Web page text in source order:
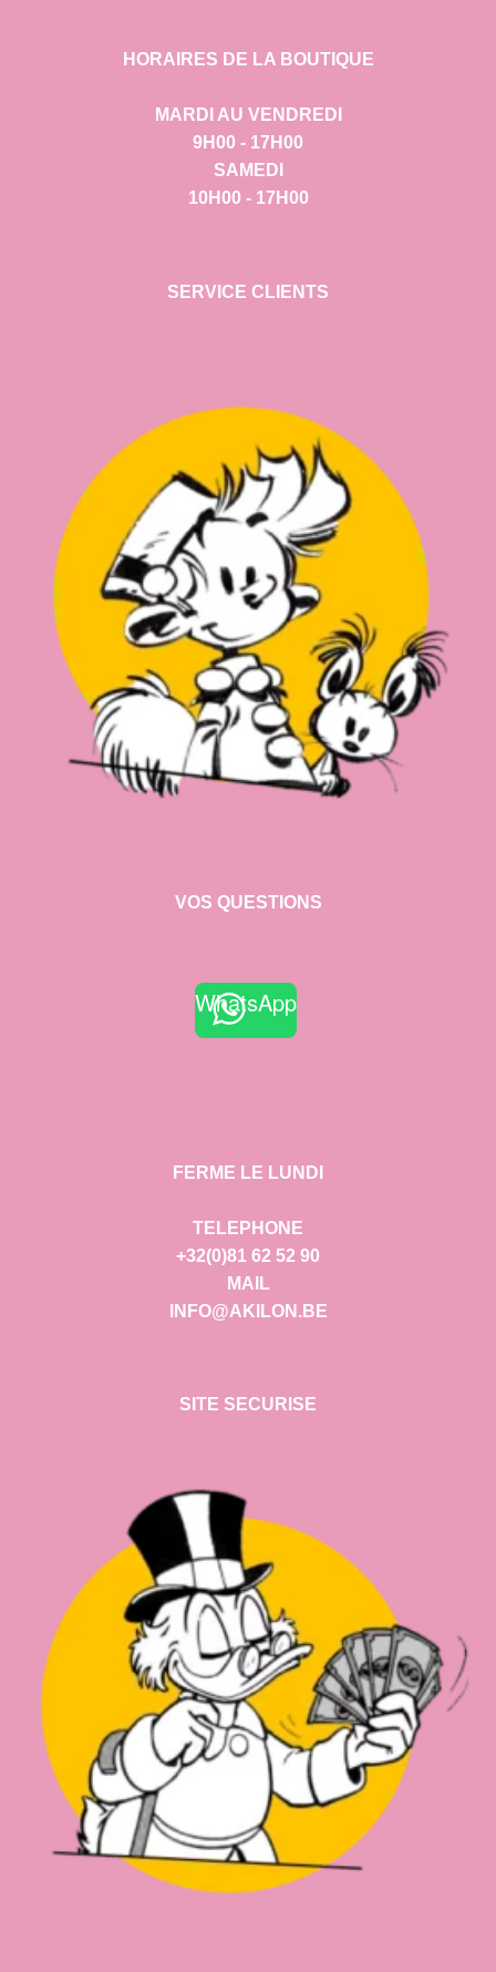
HORAIRES DE LA BOUTIQUE
MARDI AU VENDREDI
9H00 - 17H00
SAMEDI
10H00 - 17H00
SERVICE CLIENTS
VOS QUESTIONS
WhatsApp
FERME LE LUNDI
TELEPHONE
+32(0)81 62 52 90
MAIL
INFO@AKILON.BE
SITE SECURISE